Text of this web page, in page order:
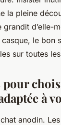
la pleine
grandit d’elle-
le bon
sur toutes
pour
à
anodin.